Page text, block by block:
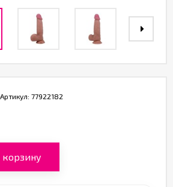
Артикул: 77922182
корзину